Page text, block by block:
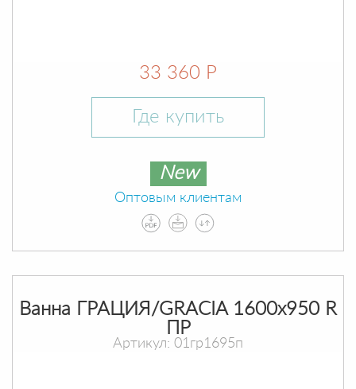
33 360 Р
Где купить
New
Оптовым клиентам
Ванна ГРАЦИЯ/GRACIA 1600х950 R
ПР
Артикул: 01гр1695п